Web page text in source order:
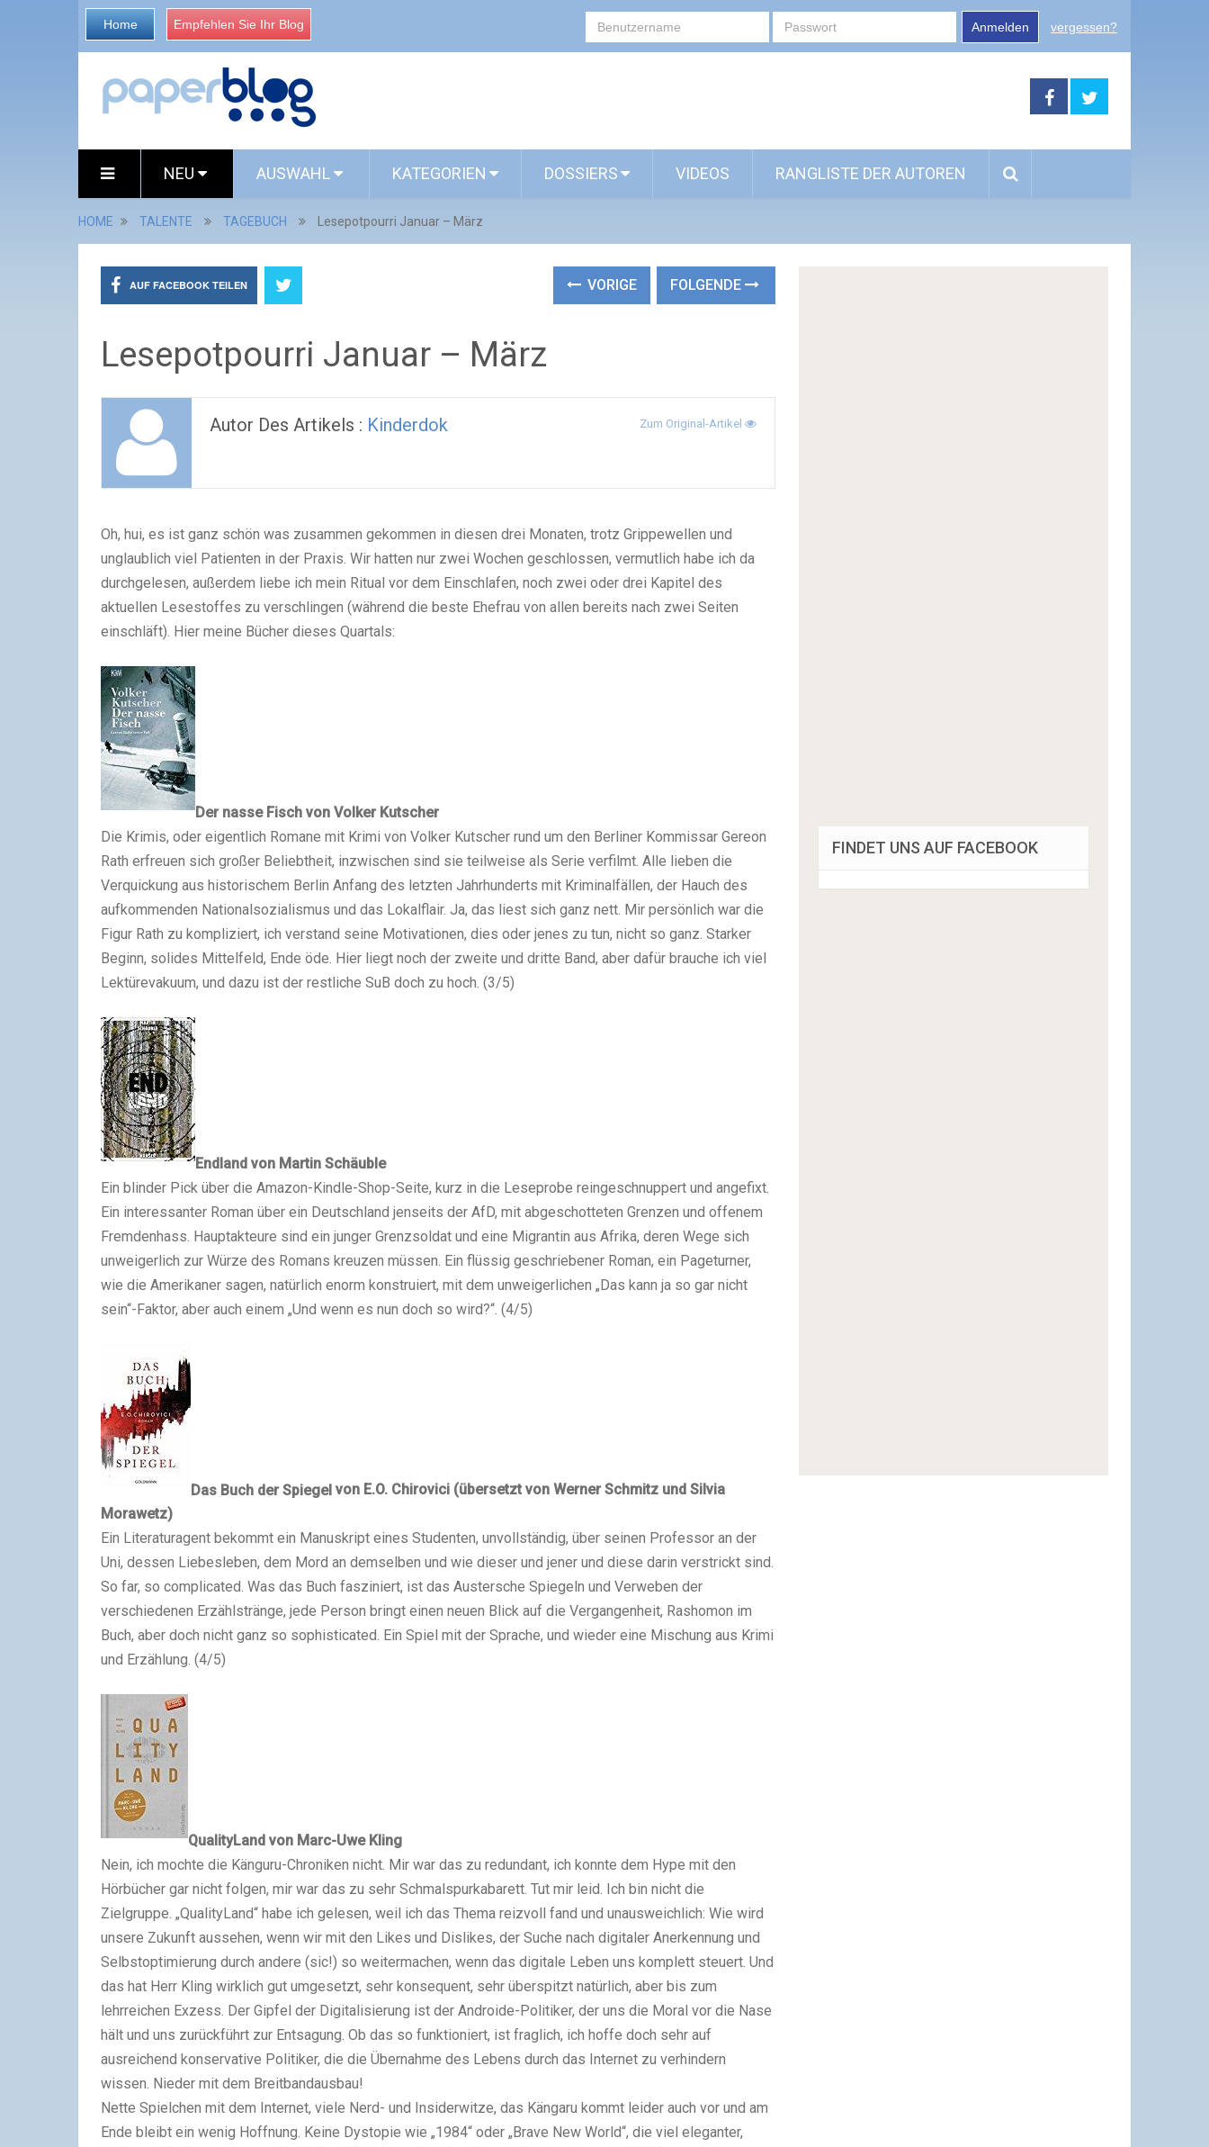
Home Empfehlen Sie Ihr Blog Anmelden vergessen?
NEU AUSWAHL KATEGORIEN DOSSIERS VIDEOS RANGLISTE DER AUTOREN
HOME TALENTE TAGEBUCH Lesepotpourri Januar – März
AUF FACEBOOK TEILEN VORIGE FOLGENDE
Lesepotpourri Januar – März
Autor Des Artikels : Kinderdok Zum Original-Artikel
Oh, hui, es ist ganz schön was zusammen gekommen in diesen drei Monaten, trotz Grippewellen und
unglaublich viel Patienten in der Praxis. Wir hatten nur zwei Wochen geschlossen, vermutlich habe ich da
durchgelesen, außerdem liebe ich mein Ritual vor dem Einschlafen, noch zwei oder drei Kapitel des
aktuellen Lesestoffes zu verschlingen (während die beste Ehefrau von allen bereits nach zwei Seiten
einschläft). Hier meine Bücher dieses Quartals:
Der nasse Fisch von Volker Kutscher
Die Krimis, oder eigentlich Romane mit Krimi von Volker Kutscher rund um den Berliner Kommissar Gereon
Rath erfreuen sich großer Beliebtheit, inzwischen sind sie teilweise als Serie verfilmt. Alle lieben die
Verquickung aus historischem Berlin Anfang des letzten Jahrhunderts mit Kriminalfällen, der Hauch des
aufkommenden Nationalsozialismus und das Lokalflair. Ja, das liest sich ganz nett. Mir persönlich war die
Figur Rath zu kompliziert, ich verstand seine Motivationen, dies oder jenes zu tun, nicht so ganz. Starker
Beginn, solides Mittelfeld, Ende öde. Hier liegt noch der zweite und dritte Band, aber dafür brauche ich viel
Lektürevakuum, und dazu ist der restliche SuB doch zu hoch. (3/5)
Endland von Martin Schäuble
Ein blinder Pick über die Amazon-Kindle-Shop-Seite, kurz in die Leseprobe reingeschnuppert und angefixt.
Ein interessanter Roman über ein Deutschland jenseits der AfD, mit abgeschotteten Grenzen und offenem
Fremdenhass. Hauptakteure sind ein junger Grenzsoldat und eine Migrantin aus Afrika, deren Wege sich
unweigerlich zur Würze des Romans kreuzen müssen. Ein flüssig geschriebener Roman, ein Pageturner,
wie die Amerikaner sagen, natürlich enorm konstruiert, mit dem unweigerlichen „Das kann ja so gar nicht
sein“-Faktor, aber auch einem „Und wenn es nun doch so wird?“. (4/5)
Das Buch der Spiegel von E.O. Chirovici (übersetzt von Werner Schmitz und Silvia
Morawetz)
Ein Literaturagent bekommt ein Manuskript eines Studenten, unvollständig, über seinen Professor an der
Uni, dessen Liebesleben, dem Mord an demselben und wie dieser und jener und diese darin verstrickt sind.
So far, so complicated. Was das Buch fasziniert, ist das Austersche Spiegeln und Verweben der
verschiedenen Erzählstränge, jede Person bringt einen neuen Blick auf die Vergangenheit, Rashomon im
Buch, aber doch nicht ganz so sophisticated. Ein Spiel mit der Sprache, und wieder eine Mischung aus Krimi
und Erzählung. (4/5)
QualityLand von Marc-Uwe Kling
Nein, ich mochte die Känguru-Chroniken nicht. Mir war das zu redundant, ich konnte dem Hype mit den
Hörbücher gar nicht folgen, mir war das zu sehr Schmalspurkabarett. Tut mir leid. Ich bin nicht die
Zielgruppe. „QualityLand“ habe ich gelesen, weil ich das Thema reizvoll fand und unausweichlich: Wie wird
unsere Zukunft aussehen, wenn wir mit den Likes und Dislikes, der Suche nach digitaler Anerkennung und
Selbstoptimierung durch andere (sic!) so weitermachen, wenn das digitale Leben uns komplett steuert. Und
das hat Herr Kling wirklich gut umgesetzt, sehr konsequent, sehr überspitzt natürlich, aber bis zum
lehrreichen Exzess. Der Gipfel der Digitalisierung ist der Androide-Politiker, der uns die Moral vor die Nase
hält und uns zurückführt zur Entsagung. Ob das so funktioniert, ist fraglich, ich hoffe doch sehr auf
ausreichend konservative Politiker, die die Übernahme des Lebens durch das Internet zu verhindern
wissen. Nieder mit dem Breitbandausbau!
Nette Spielchen mit dem Internet, viele Nerd- und Insiderwitze, das Kängaru kommt leider auch vor und am
Ende bleibt ein wenig Hoffnung. Keine Dystopie wie „1984“ oder „Brave New World“, die viel eleganter,
FINDET UNS AUF FACEBOOK